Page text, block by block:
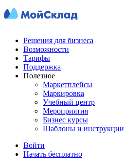
Решения для бизнеса
Возможности
Тарифы
Поддержка
Полезное
Маркетплейсы
Маркировка
Учебный центр
Мероприятия
Бизнес курсы
Шаблоны и инструкции
Войти
Начать бесплатно